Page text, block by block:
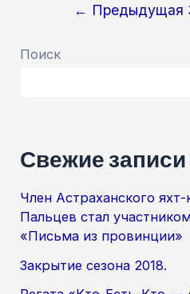
Навигация
записям
← Предыдущая
Поиск
Свежие записи
Член Астраханского
Пальцев стал
«Письма из провинции»
Закрытие сезона 2018.